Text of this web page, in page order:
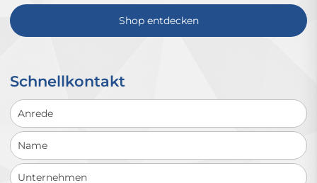
Shop entdecken
Schnellkontakt
Schnellkontakt